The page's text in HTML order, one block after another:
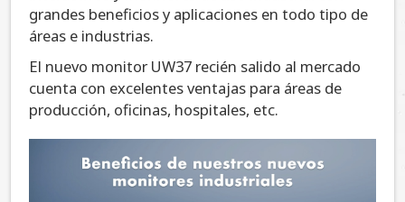
grandes beneficios y aplicaciones en todo tipo de
áreas e industrias.
El nuevo monitor UW37 recién salido al mercado
cuenta con excelentes ventajas para áreas de
producción, oficinas, hospitales, etc.